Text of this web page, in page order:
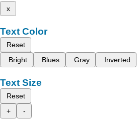
x
Text Color
Reset
Bright
Blues Gray Inverted
Text Size
Reset
+
-